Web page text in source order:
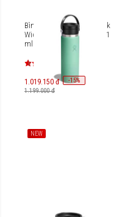
Bình Giữ Nhiệt Hydro Flask
Wide Flex Sip Lid 20 OZ 591
ml (Spring Season 2026)
1.019.150 đ -15%
1.199.000 đ
NEW